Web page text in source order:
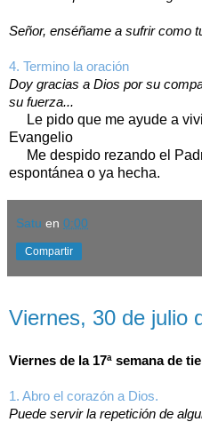
Señor, enséñame a sufrir como
4. Termino la oración
Doy gracias a Dios por su
su fuerza...
Le pido que me ayude a
Evangelio
Me despido rezando el
espontánea o ya hecha.
Satu en 0:00
Compartir
Viernes, 30 de julio
Viernes de la 17ª semana de
1. Abro el corazón a Dios.
Puede servir la repetición de